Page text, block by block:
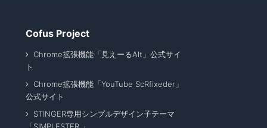
Cofus Project
Chrome拡張機能「見えーるAlt」公式サイ
ト
Chrome拡張機能「YouTube ScRfixeder」
公式サイト
STINGER専用シンプルデザイン子テーマ
「SIMPLESTER 」